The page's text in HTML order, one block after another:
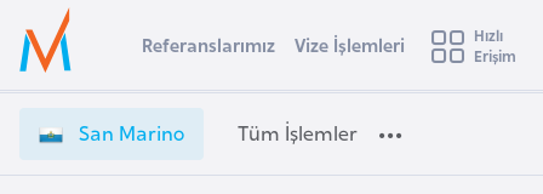
Ülke Seçimi
Başvuru yapmak istediğiniz ülkeyi seçin
Üye
Girişi
a
M
a
e
Referanslarımız Vize İşlemleri
Hızlı
Erişim
San Marino Tüm İşlemler
s
t
r
a